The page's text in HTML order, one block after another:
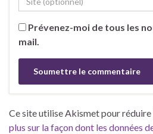
Prévenez-moi de tous les
mail.
Ce site utilise Akismet pour réduire
plus sur la façon dont les données